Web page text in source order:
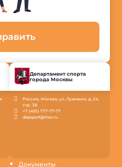
Документы
Департамент спорта
города Москвы
Россия, Москва, ул. Лужники, д. 24,
стр. 38
+7 (495) 777-77-77
depsport@mos.ru